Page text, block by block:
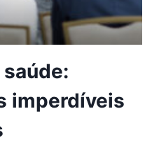
imperdíveis